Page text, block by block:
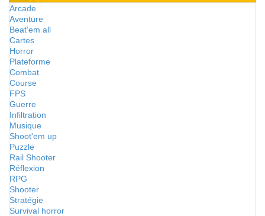
Arcade
Aventure
Beat'em all
Cartes
Horror
Plateforme
Combat
Course
FPS
Guerre
Infiltration
Musique
Shoot'em up
Puzzle
Rail Shooter
Réflexion
RPG
Shooter
Stratégie
Survival horror